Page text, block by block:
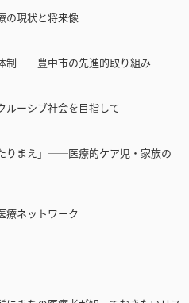
の現状と将来像
制──豊中市の先進的取り組み
ルーシブ社会を目指して
りまえ」──医療的ケア児・家族の
療ネットワーク